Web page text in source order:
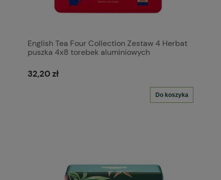
English Tea Four Collection Zestaw 4 Herbat
puszka 4x8 torebek aluminiowych
32,20 zł
Do koszyka